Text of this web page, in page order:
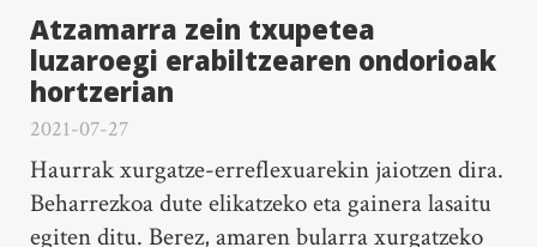
Atzamarra zein txupetea
luzaroegi erabiltzearen ondorioak
hortzerian
2021-07-27
Haurrak xurgatze-erreflexuarekin jaiotzen dira.
Beharrezkoa dute elikatzeko eta gainera lasaitu
egiten ditu. Berez, amaren bularra xurgatzeko